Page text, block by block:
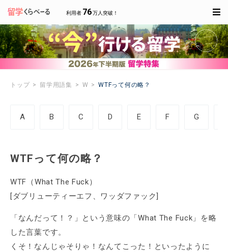
利用者 76万人突破！
トップ 留学用語集 W WTFって何の略？
A B C D E F G
WTFって何の略？
WTF（What The Fuck）
[ダブリューティーエフ、ワッダファック]
「なんだって！？」という意味の「What The Fuck」を略
した言葉です。
くそ！なんじゃそりゃ！なんてこった！といったように